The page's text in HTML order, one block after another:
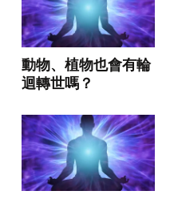
動物、植物也會有輪
迴轉世嗎？